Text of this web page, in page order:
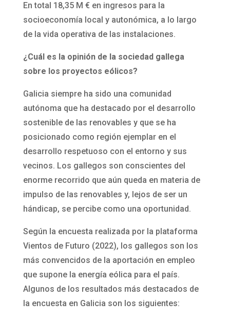
En total 18,35 M € en ingresos para la
socioeconomía local y autonómica, a lo largo
de la vida operativa de las instalaciones.
¿Cuál es la opinión de la sociedad gallega
sobre los proyectos eólicos?
Galicia siempre ha sido una comunidad
autónoma que ha destacado por el desarrollo
sostenible de las renovables y que se ha
posicionado como región ejemplar en el
desarrollo respetuoso con el entorno y sus
vecinos. Los gallegos son conscientes del
enorme recorrido que aún queda en materia de
impulso de las renovables y, lejos de ser un
hándicap, se percibe como una oportunidad.
Según la encuesta realizada por la plataforma
Vientos de Futuro (2022), los gallegos son los
más convencidos de la aportación en empleo
que supone la energía eólica para el país.
Algunos de los resultados más destacados de
la encuesta en Galicia son los siguientes: